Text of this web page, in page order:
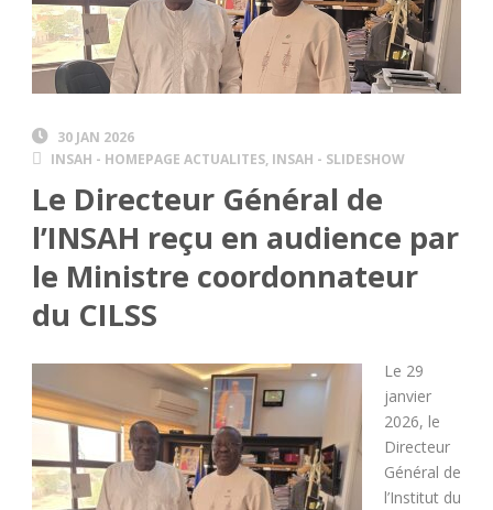
30 JAN 2026
INSAH - HOMEPAGE ACTUALITES, INSAH - SLIDESHOW
Le Directeur Général de
l’INSAH reçu en audience par
le Ministre coordonnateur
du CILSS
Le 29
janvier
2026, le
Directeur
Général de
l’Institut du